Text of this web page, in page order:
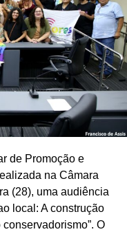
de Promoção e
na Câmara
(28), uma audiência
local: A construção
O